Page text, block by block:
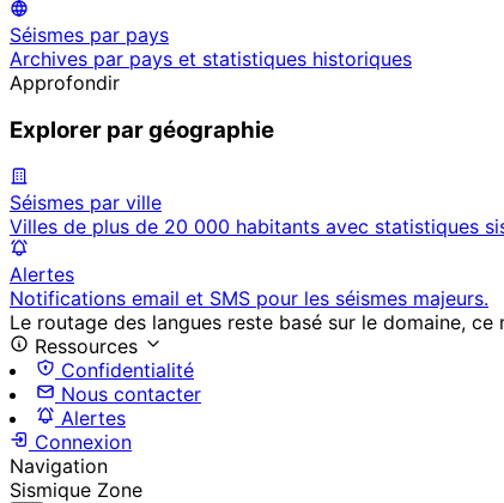
Séismes par pays
Archives par pays et statistiques historiques
Approfondir
Explorer par géographie
Séismes par ville
Villes de plus de 20 000 habitants avec statistiques
Alertes
Notifications email et SMS pour les séismes majeurs.
Le routage des langues reste basé sur le domaine,
Ressources
Confidentialité
Nous contacter
Alertes
Connexion
Navigation
Sismique Zone